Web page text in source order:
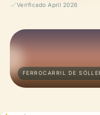
Verificado April 2026
FERROCARRIL DE